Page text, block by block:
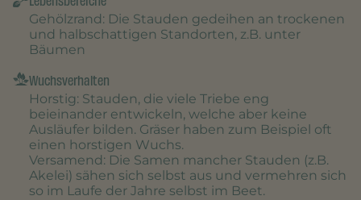
Gehölzrand : Die Stauden gedeihen an trockenen
und halbschattigen Standorten, z.B. unter
Bäumen
Wuchsverhalten
Horstig: Stauden, die viele Triebe eng
beieinander entwickeln, welche aber keine
Ausläufer bilden. Gräser haben zum Beispiel oft
einen horstigen Wuchs.
Versamend : Die Samen mancher Stauden (z.B.
Akelei) sähen sich selbst aus und vermehren sich
so im Laufe der Jahre selbst im Beet.